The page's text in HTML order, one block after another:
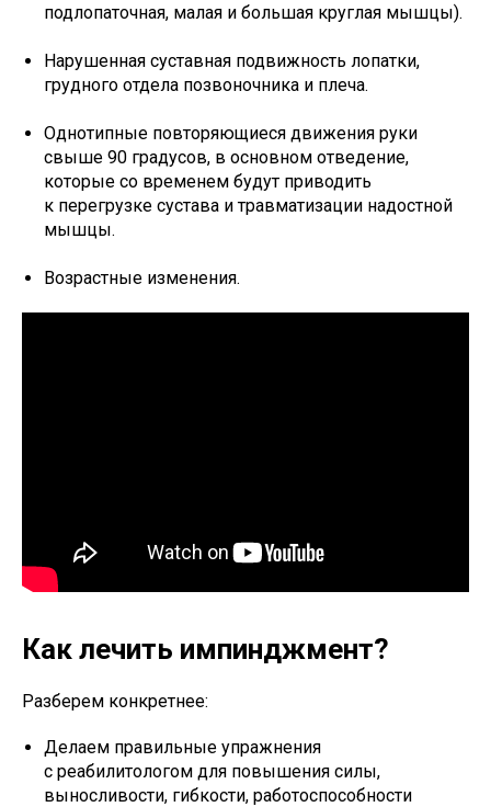
подлопаточная, малая и большая круглая мышцы).
Нарушенная суставная подвижность лопатки,
грудного отдела позвоночника и плеча.
Однотипные повторяющиеся движения руки
свыше 90 градусов, в основном отведение,
которые со временем будут приводить
к перегрузке сустава и травматизации надостной
мышцы.
Возрастные изменения.
Как лечить импинджмент?
Разберем конкретнее:
Делаем правильные упражнения
с реабилитологом для повышения силы,
выносливости, гибкости, работоспособности